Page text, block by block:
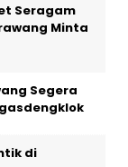
Seragam
Minta
Segera
di